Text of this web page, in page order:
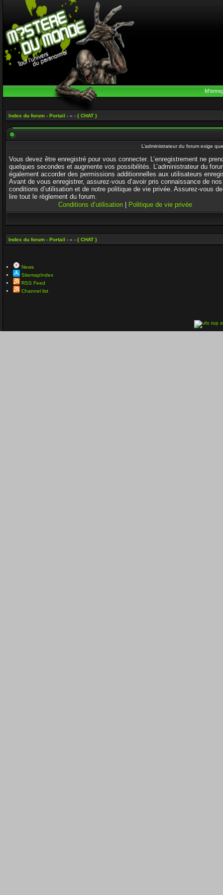
Index du forum - Portail - » - { CHAT }
L’administrateur du forum exige
Vous devez être enregistré pour vous connecter. L’enregistrement ne
quelques secondes et augmente vos possibilités. L’administrateur du
également accorder des permissions additionnelles aux utilisateurs
Avant de vous enregistrer, assurez-vous d’avoir pris connaissance de nos
conditions d’utilisation et de notre politique de vie privée. Assurez-vous
lire tout le règlement du forum.
Conditions d’utilisation| Politique de vie privée
Index du forum - Portail - » - { CHAT }
News
SitemapIndex
RSS Feed
Channel list